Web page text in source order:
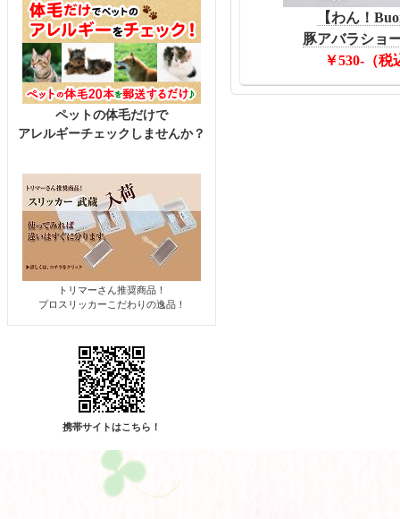
【わん！
豚アバラショ
￥530-（税
ペットの体毛だけで
アレルギーチェックしませんか？
トリマーさん推奨商品！
プロスリッカーこだわりの逸品！
携帯サイトはこちら！